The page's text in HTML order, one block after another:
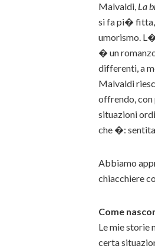
Malvaldi, La
si fa pi� fitta,
umorismo.
� un
differenti, a
Malvaldi
offrendo, con
situazioni
che �:
Abbiamo
chiacchiere
Come
Le mie storie
certa